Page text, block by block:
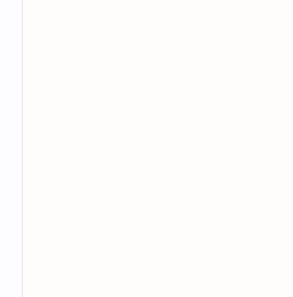
کس چیز پر مبنی